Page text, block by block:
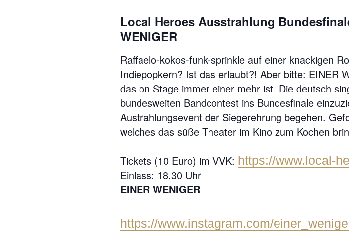
Local Heroes Ausstrahlung
WENIGER
Raffaelo-kokos-funk-sprinkle auf einer knackigen
Indiepopkern? Ist das erlaubt?! Aber bitte: EINER
das on Stage immer einer mehr ist. Die deutsch
bundesweiten Bandcontest ins Bundesfinale
Austrahlungsevent der Siegerehrung begehen.
welches das süße Theater im Kino zum Kochen
Tickets (10 Euro) im VVK: https://www.local-
Einlass: 18.30 Uhr
EINER WENIGER
https://www.instagram.com/